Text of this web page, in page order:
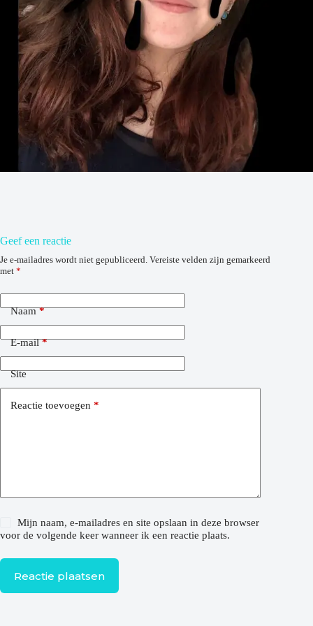
Geef een reactie
Je e-mailadres wordt niet gepubliceerd. Vereiste velden zijn gemarkeerd
met *
Naam*
E-mail*
Site
Reactie toevoegen *
Mijn naam, e-mailadres en site opslaan in deze browser
voor de volgende keer wanneer ik een reactie plaats.
Reactie plaatsen